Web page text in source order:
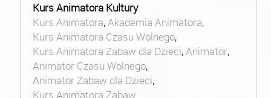
Kurs Animatora Kultury
Kurs Animatora,Akademia Animatora,
Kurs Animatora Czasu Wolnego,
Kurs Animatora Zabaw dla Dzieci,Animator,
Animator Czasu Wolnego,
Animator Zabaw dla Dzieci,
Kurs Animatora Zabaw